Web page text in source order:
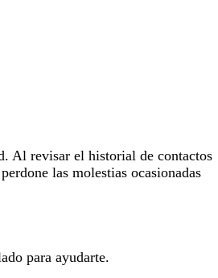
Al revisar el historial de contactos
las molestias ocasionadas
para ayudarte.